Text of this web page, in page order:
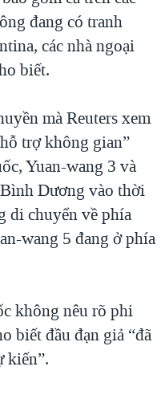
đang có tranh
các nhà ngoại
biết.
mà Reuters xem
trợ không gian”
Yuan-wang 3 và
Dương vào thời
di chuyển về phía
wang 5 đang ở phía
không nêu rõ phi
biết đầu đạn giả “đã
kiến”.